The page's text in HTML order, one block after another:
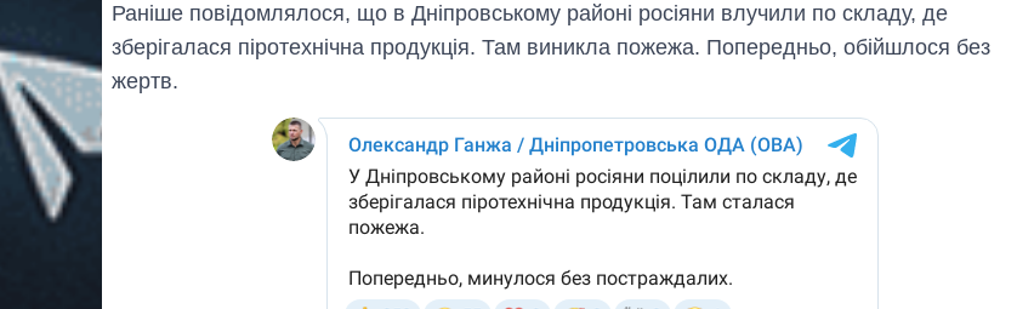
Раніше повідомлялося, що в Дніпровському районі росіяни влучили по складу, де
зберігалася піротехнічна продукція. Там виникла пожежа. Попередньо, обійшлося без
жертв.